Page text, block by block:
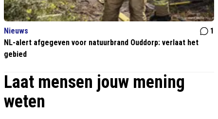
Nieuws
1
NL-alert afgegeven voor natuurbrand Ouddorp: verlaat het
gebied
Laat mensen jouw mening
weten